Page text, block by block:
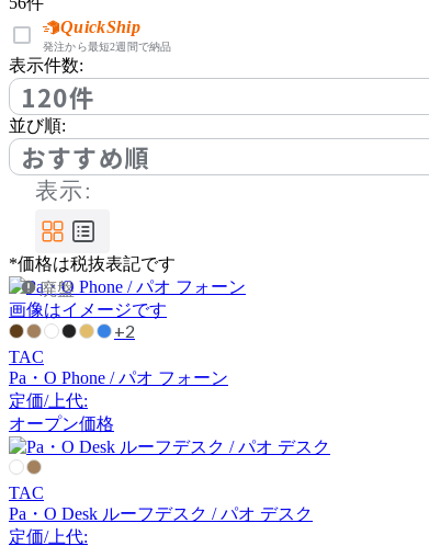
アノニマカステッリ
Another Garden
アナザーガーデン
ARIAKE
アリアケ
arper
アルペール
QuickShip
発注から最短2週間で納品
表示件数:
120件
並び順:
おすすめ順
表示:
*価格は税抜表記です
廃盤
画像はイメージです
+2
TAC
Pa・O Phone / パオ フォーン
定価/上代:
オープン価格
TAC
Pa・O Desk ルーフデスク / パオ デスク
定価/上代: